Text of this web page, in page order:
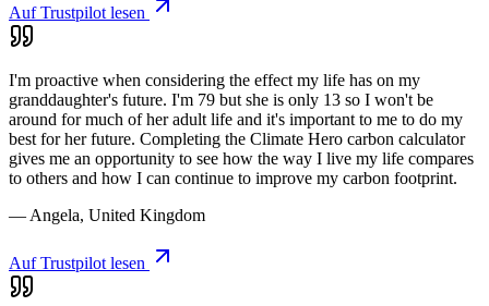
Auf Trustpilot lesen
I'm proactive when considering the effect my life has on my
granddaughter's future. I'm 79 but she is only 13 so I won't be
around for much of her adult life and it's important to me to do my
best for her future. Completing the Climate Hero carbon calculator
gives me an opportunity to see how the way I live my life compares
to others and how I can continue to improve my carbon footprint.
— Angela, United Kingdom
Auf Trustpilot lesen